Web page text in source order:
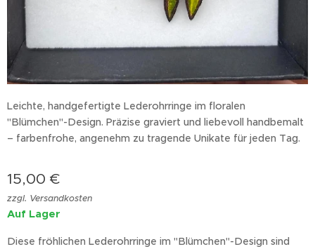
Leichte, handgefertigte Lederohrringe im floralen
"Blümchen"-Design. Präzise graviert und liebevoll handbemalt
– farbenfrohe, angenehm zu tragende Unikate für jeden Tag.
15,00 €
zzgl. Versandkosten
Auf Lager
Diese fröhlichen Lederohrringe im "Blümchen"-Design sind